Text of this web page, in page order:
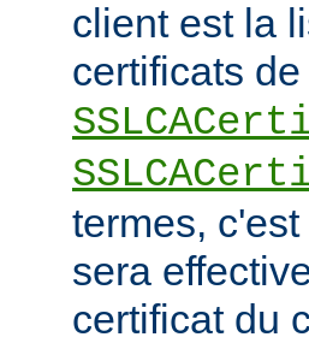
client est la
certificats
termes,
sera
certificat du